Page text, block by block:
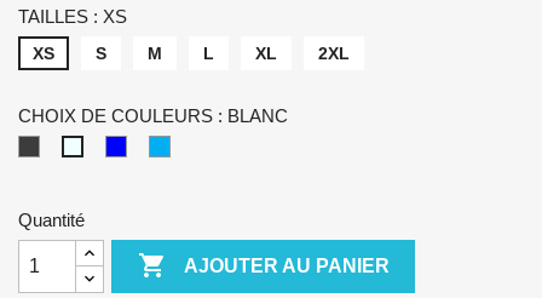
TAILLES : XS
XS S M L XL 2XL
CHOIX DE COULEURS : BLANC
Quantité
 AJOUTER AU PANIER